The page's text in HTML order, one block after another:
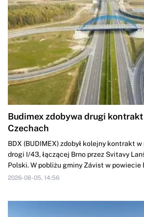
Budimex zdobywa drugi
Czechach
BDX (BUDIMEX) zdobył kolejny kontrakt
drogi ‎I/43, łączącej Brno przez Svitavy
Polski. W pobliżu gminy ‎Závist w powiecie
2026-08-05, 14:56